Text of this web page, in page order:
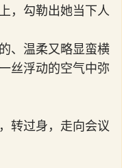
，勾勒出她当下人
、温柔又略显蛮横
丝浮动的空气中弥
转过身，走向会议